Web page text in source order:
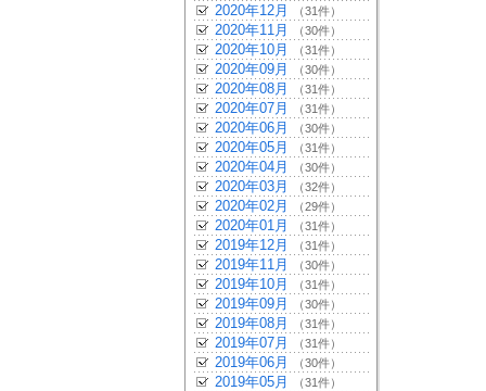
2020年12月 （31件）
2020年11月 （30件）
2020年10月 （31件）
2020年09月 （30件）
2020年08月 （31件）
2020年07月 （31件）
2020年06月 （30件）
2020年05月 （31件）
2020年04月 （30件）
2020年03月 （32件）
2020年02月 （29件）
2020年01月 （31件）
2019年12月 （31件）
2019年11月 （30件）
2019年10月 （31件）
2019年09月 （30件）
2019年08月 （31件）
2019年07月 （31件）
2019年06月 （30件）
2019年05月 （31件）